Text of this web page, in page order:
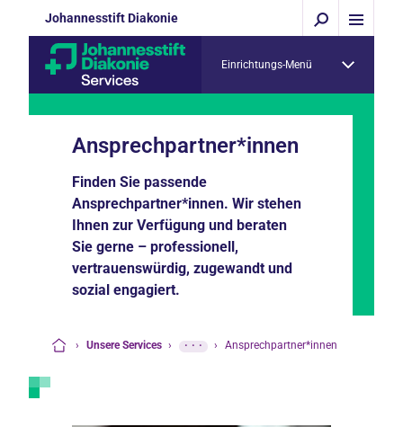
Johannesstift Diakonie
Einrichtungs-Menü
Ansprechpartner*innen
Finden Sie passende
Ansprechpartner*innen. Wir stehen
Ihnen zur Verfügung und beraten
Sie gerne – professionell,
vertrauenswürdig, zugewandt und
sozial engagiert.
› Unsere Services › ··· › Ansprechpartner*innen